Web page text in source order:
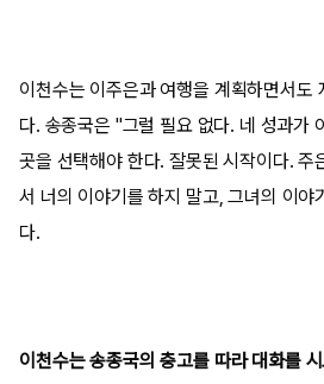
이천수는 이주은과 여행을 계획하면서도
다. 송종국은 "그럴 필요 없다. 네 성과가
곳을 선택해야 한다. 잘못된 시작이다. 주
서 너의 이야기를 하지 말고, 그녀의 이야
다.
이천수는 송종국의 충고를 따라 대화를